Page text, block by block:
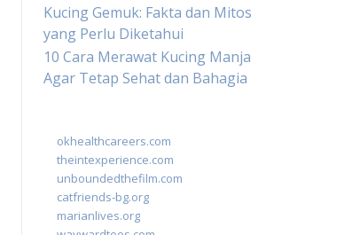
Kucing Gemuk: Fakta dan Mitos
yang Perlu Diketahui
10 Cara Merawat Kucing Manja
Agar Tetap Sehat dan Bahagia
okhealthcareers.com
theintexperience.com
unboundedthefilm.com
catfriends-bg.org
marianlives.org